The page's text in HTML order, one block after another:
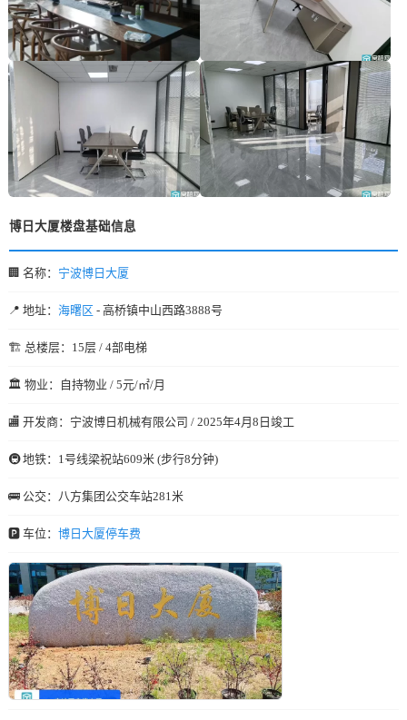
博日大厦楼盘基础信息
🏢 名称： 宁波博日大厦
📍 地址： 海曙区 - 高桥镇中山西路3888号
🏗️ 总楼层：15层 / 4部电梯
🏛️ 物业：自持物业 / 5元/㎡/月
🏬 开发商：宁波博日机械有限公司 / 2025年4月8日竣工
🚇 地铁：1号线梁祝站609米 (步行8分钟)
🚌 公交：八方集团公交车站281米
🅿️ 车位： 博日大厦停车费